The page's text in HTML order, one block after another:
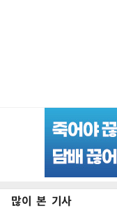
많이 본 기사